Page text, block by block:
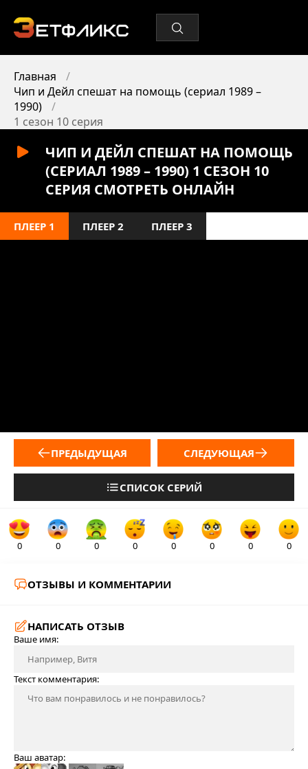
Главная
Чип и Дейл спешат на помощь (сериал 1989 –
1990)
1 сезон 10 серия
ЧИП И ДЕЙЛ СПЕШАТ НА ПОМОЩЬ
(СЕРИАЛ 1989 – 1990) 1 СЕЗОН 10
СЕРИЯ СМОТРЕТЬ ОНЛАЙН
ПЛЕЕР 1 ПЛЕЕР 2 ПЛЕЕР 3
ПРЕДЫДУЩАЯ
СПИСОК СЕРИЙ
СЛЕДУЮЩАЯ
0 0 0 0 0 0 0 0
ОТЗЫВЫ И КОММЕНТАРИИ
НАПИСАТЬ ОТЗЫВ
Ваше имя:
Текст комментария:
Ваш аватар: